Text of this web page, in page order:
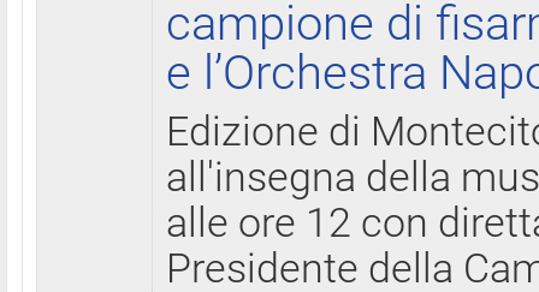
campione di
e l’Orchestra
Edizione di
all'insegna della
alle ore 12 con
Presidente della